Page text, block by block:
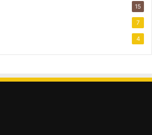
15
7
4